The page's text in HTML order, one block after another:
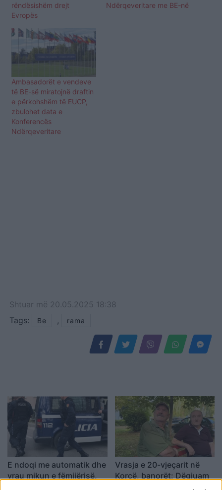
rëndësishëm drejt
Evropës
Ndërqeveritare me BE-në
Ambasadorët e vendeve
të BE-së miratojnë draftin
e përkohshëm të EUCP,
zbulohet data e
Konferencës
Ndërqeveritare
Shtuar më 20.05.2025 18:38
Tags:
Be , rama
E ndoqi me automatik dhe
vrau mikun e fëmijërisë,
Vrasja e 20-vjeçarit në
Korçë, banorët: Dëgjuam